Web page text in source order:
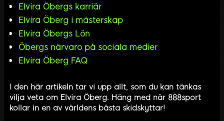
Elvira Öbergs karriär
Elvira Öberg i mästerskap
Elvira Öbergs Lön
Öbergs närvaro på sociala medier
Elvira Öberg FAQ
I den här artikeln tar vi upp allt, som du kan tänkas
vilja veta om Elvira Öberg. Häng med när 888sport
kollar in en av världens bästa skidskyttar!